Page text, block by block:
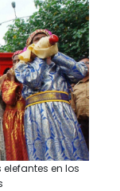
en los